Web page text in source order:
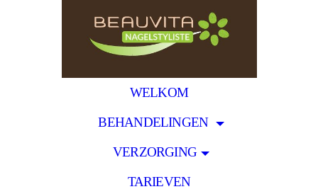
WELKOM
BEHANDELINGEN
VERZORGING
TARIEVEN